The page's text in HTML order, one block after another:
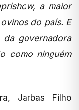
a maior
do país. E
governadora
como ninguém
Jarbas Filho